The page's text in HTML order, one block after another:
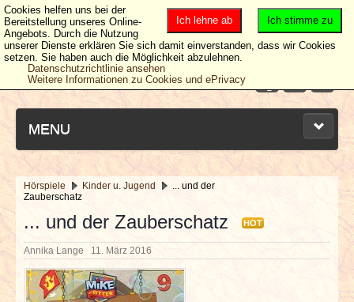
MENU
NEUESTE ARTIKEL
NEWS & DATES
BERICHTE
Hörspiele Kinder u. Jugend
... und der
Zauberschatz
... und der Zauberschatz HOT
Annika Lange 11. März 2016
Ich stimme zu
Ich lehne ab
Cookies helfen uns bei der
Bereitstellung unseres Online-
Angebots. Durch die Nutzung
unserer Dienste erklären Sie sich damit einverstanden, dass wir Cookies
setzen. Sie haben auch die Möglichkeit abzulehnen.
Datenschutzrichtlinie ansehen
Weitere Informationen zu Cookies und ePrivacy